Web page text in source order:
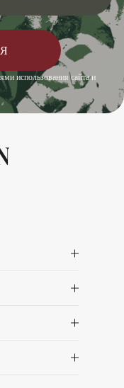
использования сайта и